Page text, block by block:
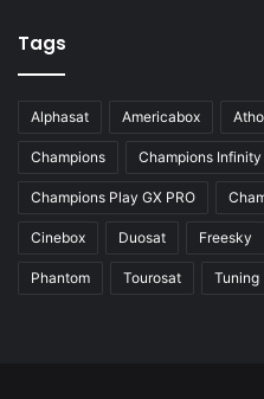
Azbox Like
Azfox
Azgold
Azplus
Azsat
Tags
Alphasat Americabox
Champions Champions Infinity
Champions Play GX PRO
Cinebox Duosat Freesky
Phantom Tourosat Tuning